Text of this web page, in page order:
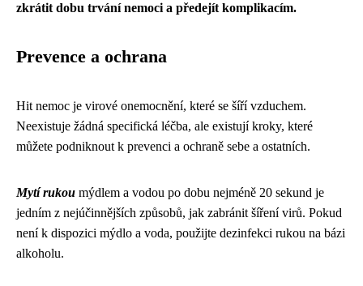
zkrátit dobu trvání nemoci a předejít komplikacím.
Prevence a ochrana
Hit nemoc je virové onemocnění, které se šíří vzduchem.
Neexistuje žádná specifická léčba, ale existují kroky, které
můžete podniknout k prevenci a ochraně sebe a ostatních.
Mytí rukou mýdlem a vodou po dobu nejméně 20 sekund je
jedním z nejúčinnějších způsobů, jak zabránit šíření virů. Pokud
není k dispozici mýdlo a voda, použijte dezinfekci rukou na bázi
alkoholu.